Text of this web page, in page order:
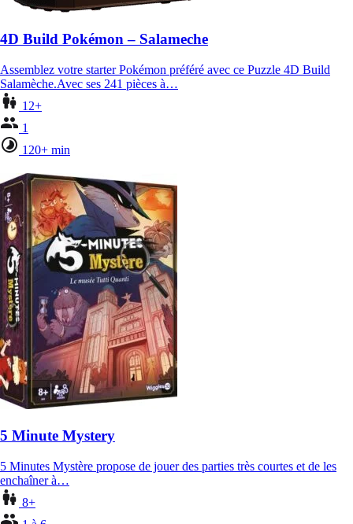
4D Build Pokémon – Salameche
Assemblez votre starter Pokémon préféré avec ce Puzzle 4D Build
Salamèche.Avec ses 241 pièces à…
12+
1
120+ min
5 Minute Mystery
5 Minutes Mystère propose de jouer des parties très courtes et de les
enchaîner à…
8+